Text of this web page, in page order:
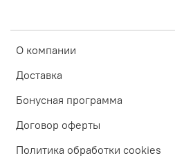
О компании
Доставка
Бонусная программа
Договор оферты
Политика обработки cookies